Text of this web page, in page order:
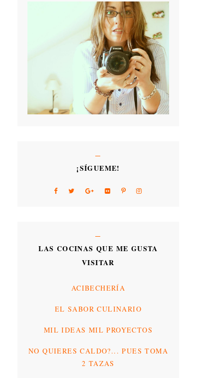
¡SÍGUEME!
LAS COCINAS QUE ME GUSTA
VISITAR
ACIBECHERÍA
EL SABOR CULINARIO
MIL IDEAS MIL PROYECTOS
NO QUIERES CALDO?... PUES TOMA
2 TAZAS